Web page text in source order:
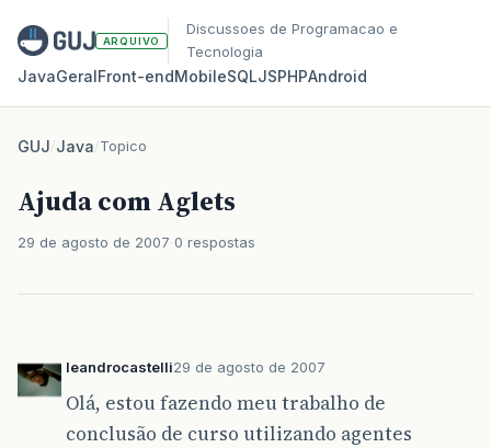
ARQUIVO
Discussoes de Programacao e
Tecnologia
JavaGeralFront‑endMobileSQLJSPHPAndroid
GUJ/Java/Topico
Ajuda com Aglets
29 de agosto de 2007 0 respostas
leandrocastelli29 de agosto de 2007
Olá, estou fazendo meu trabalho de
conclusão de curso utilizando agentes